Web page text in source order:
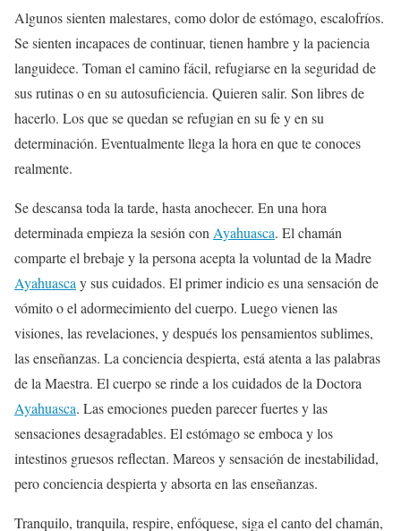
Algunos sienten malestares, como dolor de estómago, escalofríos.
Se sienten incapaces de continuar, tienen hambre y la paciencia
languidece. Toman el camino fácil, refugiarse en la seguridad de
sus rutinas o en su autosuficiencia. Quieren salir. Son libres de
hacerlo. Los que se quedan se refugian en su fe y en su
determinación. Eventualmente llega la hora en que te conoces
realmente.
Se descansa toda la tarde, hasta anochecer. En una hora
determinada empieza la sesión con Ayahuasca. El chamán
comparte el brebaje y la persona acepta la voluntad de la Madre
Ayahuasca y sus cuidados. El primer indicio es una sensación de
vómito o el adormecimiento del cuerpo. Luego vienen las
visiones, las revelaciones, y después los pensamientos sublimes,
las enseñanzas. La conciencia despierta, está atenta a las palabras
de la Maestra. El cuerpo se rinde a los cuidados de la Doctora
Ayahuasca. Las emociones pueden parecer fuertes y las
sensaciones desagradables. El estómago se emboca y los
intestinos gruesos reflectan. Mareos y sensación de inestabilidad,
pero conciencia despierta y absorta en las enseñanzas.
Tranquilo, tranquila, respire, enfóquese, siga el canto del chamán,